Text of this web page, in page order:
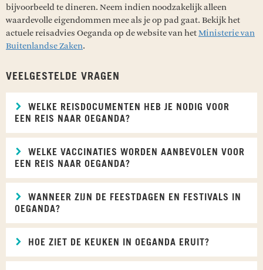
bijvoorbeeld te dineren. Neem indien noodzakelijk alleen
waardevolle eigendommen mee als je op pad gaat. Bekijk het
actuele reisadvies Oeganda op de website van hetMinisterie van
Buitenlandse Zaken.
VEELGESTELDE VRAGEN
WELKE REISDOCUMENTEN HEB JE NODIG VOOR
EEN REIS NAAR OEGANDA?
WELKE VACCINATIES WORDEN AANBEVOLEN VOOR
EEN REIS NAAR OEGANDA?
WANNEER ZIJN DE FEESTDAGEN EN FESTIVALS IN
OEGANDA?
HOE ZIET DE KEUKEN IN OEGANDA ERUIT?